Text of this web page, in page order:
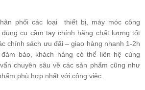
phối các loại thiết bị, máy móc công
dụng cụ cầm taychính hãng chất lượng tốt
chính sách ưu đãi – giao hàng nhanh 1-2h
bảo, khách hàng có thể liên hệ cùng
chuyên sâu về các sản phẩm cũng như
phù hợp nhất với công việc.